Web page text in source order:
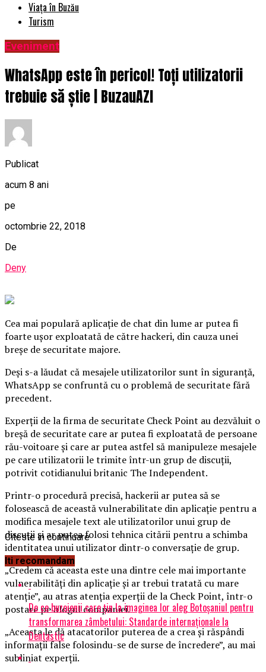
Viața în Buzău
Turism
Eveniment
WhatsApp este în pericol! Toți utilizatorii
trebuie să știe | BuzauAZI
Publicat
acum 8 ani
pe
octombrie 22, 2018
De
Deny
Cea mai populară aplicaţie de chat din lume ar putea fi
foarte uşor exploatată de către hackeri, din cauza unei
breşe de securitate majore.
Deşi s-a lăudat că mesajele utilizatorilor sunt în siguranţă,
WhatsApp se confruntă cu o problemă de securitate fără
precedent.
Experţii de la firma de securitate Check Point au dezvăluit o
breşă de securitate care ar putea fi exploatată de persoane
rău-voitoare şi care ar putea astfel să manipuleze mesajele
pe care utilizatorii le trimite într-un grup de discuţii,
potrivit cotidianului britanic The Independent.
Printr-o procedură precisă, hackerii ar putea să se
folosească de această vulnerabilitate din aplicaţie pentru a
modifica mesajele text ale utilizatorilor unui grup de
discuţii şi ar putea folosi tehnica citării pentru a schimba
identitatea unui utilizator dintr-o conversaţie de grup.
„Credem că aceasta este una dintre cele mai importante
vulnerabilităţi din aplicaţie şi ar trebui tratată cu mare
atenţie”, au atras atenţia experţii de la Check Point, într-o
postare pe blogul companiei.
„Aceasta le dă atacatorilor puterea de a crea şi răspândi
informaţii false folosindu-se de surse de încredere”, au mai
subliniat experţii.
Citeste in continuare
Iti recomandam
De ce buzoienii care țin la imaginea lor aleg Botoșaniul pentru
transformarea zâmbetului: Standarde internaționale la
Dentastic